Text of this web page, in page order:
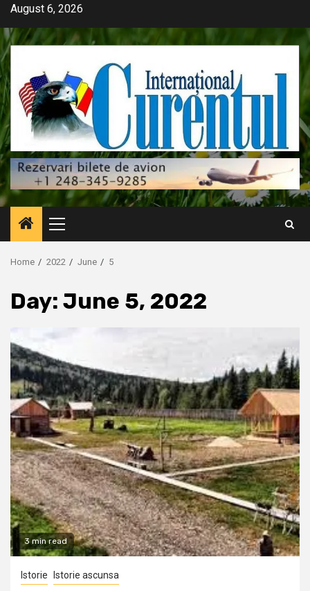
Skip
content
August 6, 2026
Primary
Menu
Home 2022 June 5
Day: June 5, 2022
3 min read
Istorie Istorie ascunsa